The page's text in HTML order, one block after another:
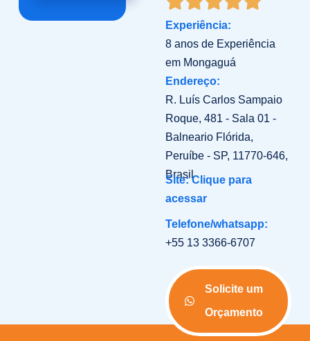
Experiência:
8 anos de Experiência
em Mongaguá
Endereço:
R. Luís Carlos Sampaio
Roque, 481 - Sala 01 -
Balneario Flórida,
Peruíbe - SP, 11770-646,
Brasil
Site: Clique para
acessar
Telefone/whatsapp:
+55 13 3366-6707
Solicite um
Orçamento